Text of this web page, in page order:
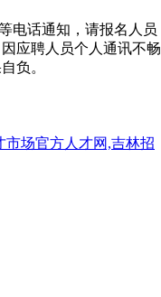
话通知，请报名人员
应聘人员个人通讯不畅
负。
场官方人才网,吉林招